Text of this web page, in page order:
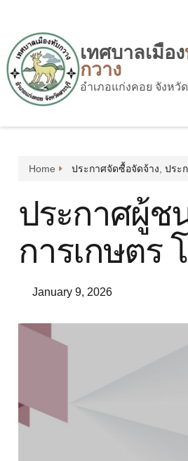
เทศบาลเมือง
กวาง
อำเภอแก่งคอย จังหวั
Home ประกาศจัดซื้อจัดจ้าง ประ
ประกาศผู้ช
การเกษตร
January 9, 2026